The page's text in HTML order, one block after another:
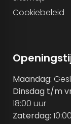
Cookiebeleid
Maandag:
Dinsdag t/m
18:00 uur
Zaterdag: